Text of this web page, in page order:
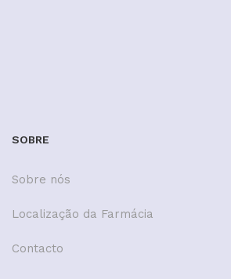
SOBRE
Sobre nós
Localização da Farmácia
Contacto